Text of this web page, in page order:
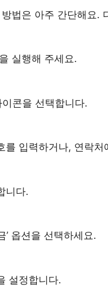
법은 아주 간단해요.
실행해 주세요.
이콘을 선택합니다.
를 입력하거나, 연락처
니다.
’ 옵션을 선택하세요.
설정합니다.